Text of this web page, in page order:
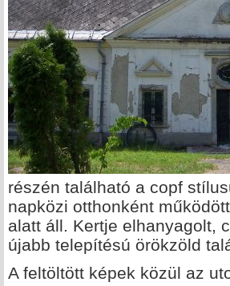
részén található a copf
napközi otthonként
alatt áll. Kertje elhanyagolt,
újabb telepítésú örökzöld
A feltöltött képek közül az